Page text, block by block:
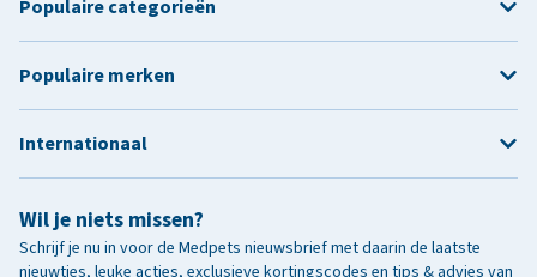
Wil je niets missen?
Schrijf je nu in voor de Medpets nieuwsbrief met daarin de laatste
nieuwtjes, leuke acties, exclusieve kortingscodes en tips & advies van
Populaire categorieën
Populaire merken
Internationaal